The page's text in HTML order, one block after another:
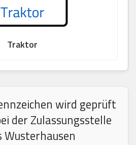
Traktor
wird geprüft
der Zulassungsstelle
Wusterhausen